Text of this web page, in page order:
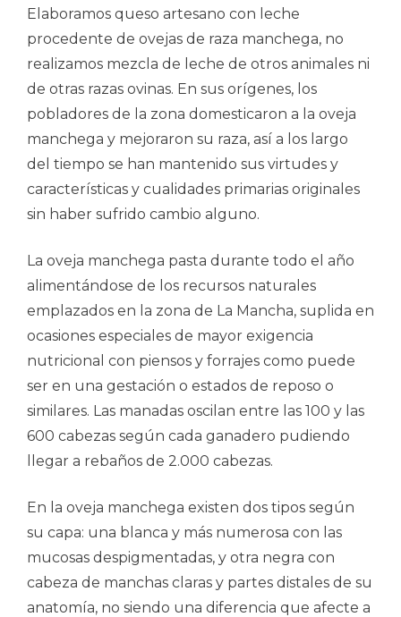
Elaboramos queso artesano con leche
procedente de ovejas de raza manchega, no
realizamos mezcla de leche de otros animales ni
de otras razas ovinas. En sus orígenes, los
pobladores de la zona domesticaron a la oveja
manchega y mejoraron su raza, así a los largo
del tiempo se han mantenido sus virtudes y
características y cualidades primarias originales
sin haber sufrido cambio alguno.
La oveja manchega pasta durante todo el año
alimentándose de los recursos naturales
emplazados en la zona de La Mancha, suplida en
ocasiones especiales de mayor exigencia
nutricional con piensos y forrajes como puede
ser en una gestación o estados de reposo o
similares. Las manadas oscilan entre las 100 y las
600 cabezas según cada ganadero pudiendo
llegar a rebaños de 2.000 cabezas.
En la oveja manchega existen dos tipos según
su capa: una blanca y más numerosa con las
mucosas despigmentadas, y otra negra con
cabeza de manchas claras y partes distales de su
anatomía, no siendo una diferencia que afecte a